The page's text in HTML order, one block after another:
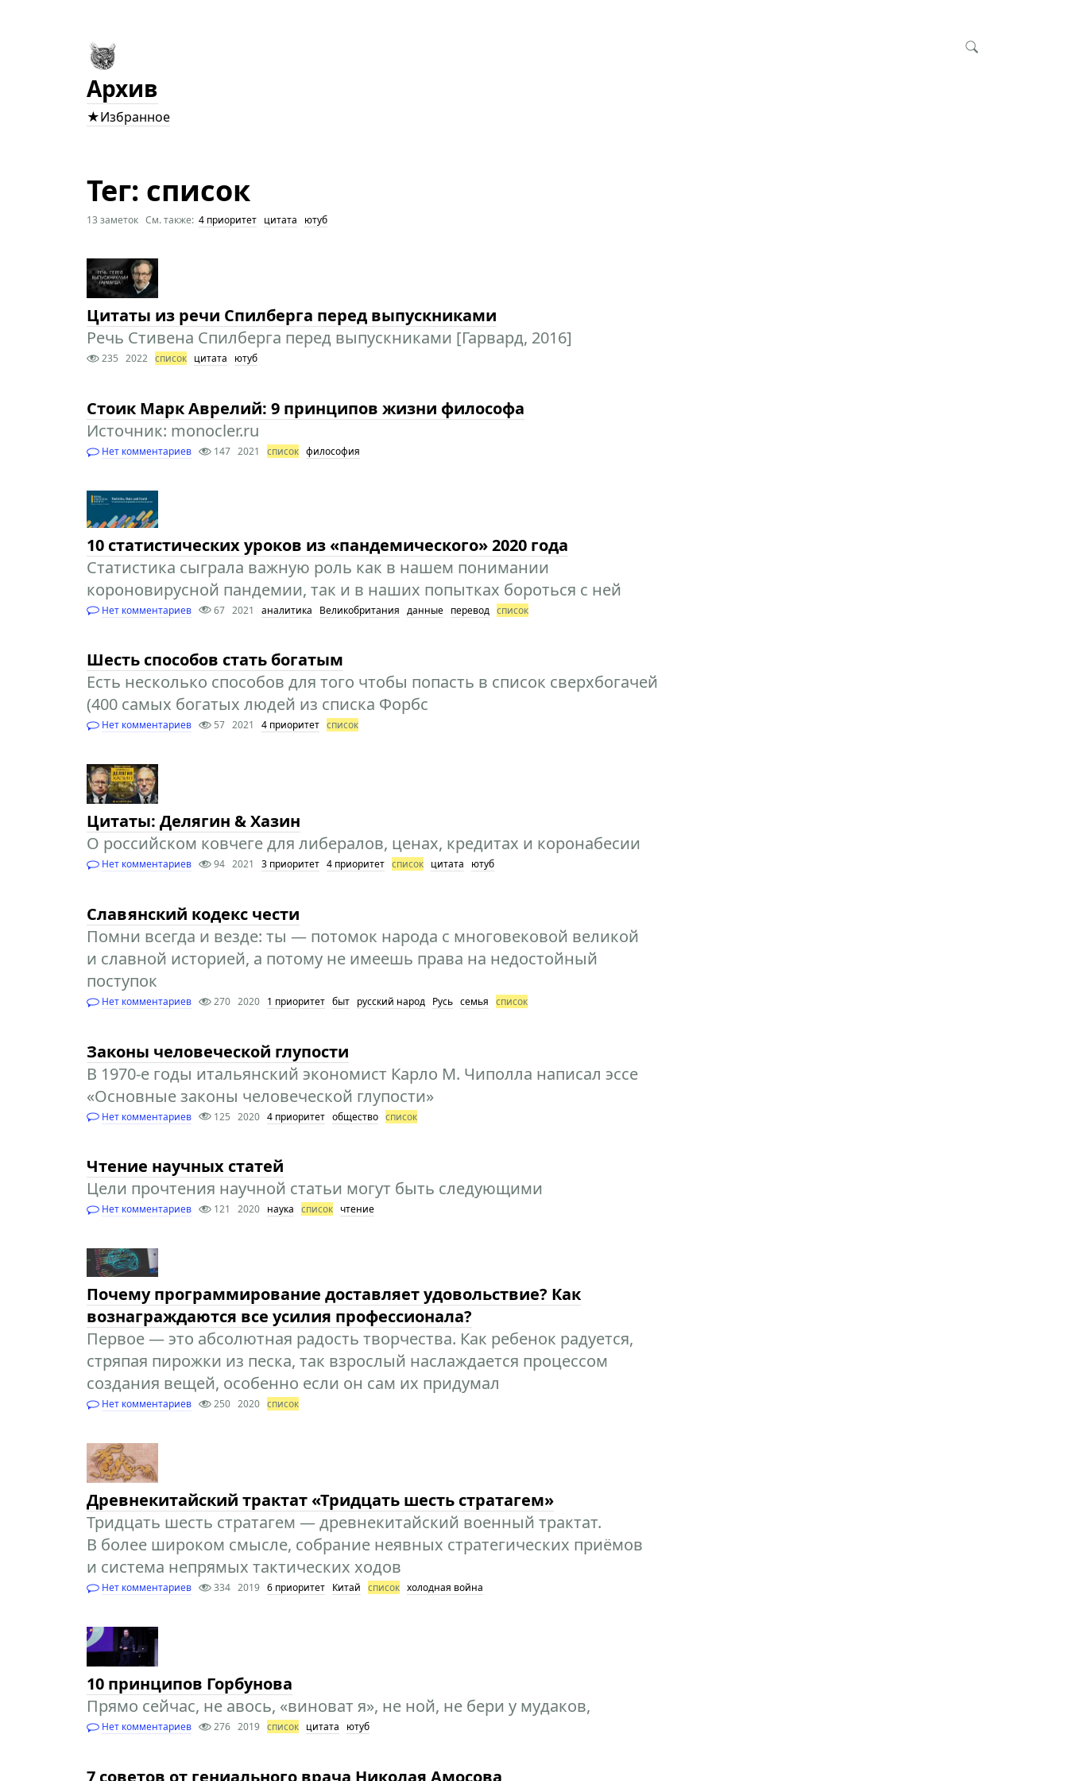
Архив
★Избранное
Тег: список
13 заметок См. также: 4 приоритет цитата ютуб
Цитаты из речи Спилберга перед выпускниками
Речь Стивена Спилберга перед выпускниками [Гарвард, 2016]
235 2022 список цитата ютуб
Стоик Марк Аврелий: 9 принципов жизни философа
Источник: monocler.ru
Нет комментариев 147 2021 список философия
10 статистических уроков из «пандемического» 2020 года
Статистика сыграла важную роль как в нашем понимании
короновирусной пандемии, так и в наших попытках бороться с ней
Нет комментариев 67 2021 аналитика Великобритания данные перевод список
Шесть способов стать богатым
Есть несколько способов для того чтобы попасть в список сверхбогачей
(400 самых богатых людей из списка Форбс
Нет комментариев 57 2021 4 приоритет список
Цитаты: Делягин & Хазин
О российском ковчеге для либералов, ценах, кредитах и коронабесии
Нет комментариев 94 2021 3 приоритет 4 приоритет список цитата ютуб
Славянский кодекс чести
Помни всегда и везде: ты — потомок народа с многовековой великой
и славной историей, а потому не имеешь права на недостойный
поступок
Нет комментариев 270 2020 1 приоритет быт русский народ Русь семья список
Законы человеческой глупости
В 1970-е годы итальянский экономист Карло М. Чиполла написал эссе
«Основные законы человеческой глупости»
Нет комментариев 125 2020 4 приоритет общество список
Чтение научных статей
Цели прочтения научной статьи могут быть следующими
Нет комментариев 121 2020 наука список чтение
Почему программирование доставляет удовольствие? Как
вознаграждаются все усилия профессионала?
Первое — это абсолютная радость творчества. Как ребенок радуется,
стряпая пирожки из песка, так взрослый наслаждается процессом
создания вещей, особенно если он сам их придумал
Нет комментариев 250 2020 список
Древнекитайский трактат «Тридцать шесть стратагем»
Тридцать шесть стратагем — древнекитайский военный трактат.
В более широком смысле, собрание неявных стратегических приёмов
и система непрямых тактических ходов
Нет комментариев 334 2019 6 приоритет Китай список холодная война
10 принципов Горбунова
Прямо сейчас, не авось, «виноват я», не ной, не бери у мудаков,
Нет комментариев 276 2019 список цитата ютуб
7 советов от гениального врача Николая Амосова